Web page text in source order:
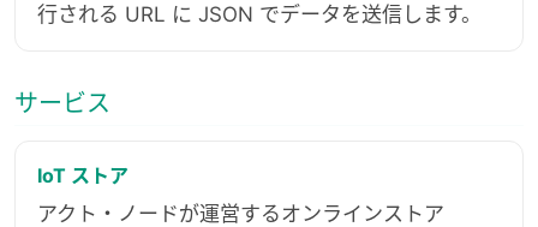
行される URL に JSON でデータを送信します。
サービス
IoT ストア
アクト・ノードが運営するオンラインストア